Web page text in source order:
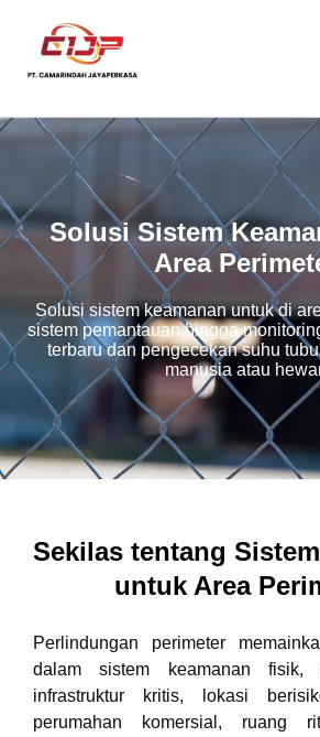
Solusi Sistem
Area
Solusi sistem keamanan untuk di
sistem pemantauan hingga
terbaru dan pengecekan suhu
manusia atau
Sekilas tentang
untuk Area
Perlindungan perimeter
dalam sistem keamanan fisik,
infrastruktur kritis, lokasi
perumahan komersial, ruang